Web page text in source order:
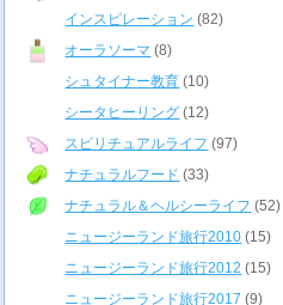
インスピレーション (82)
オーラソーマ (8)
シュタイナー教育 (10)
シータヒーリング (12)
スピリチュアルライフ (97)
ナチュラルフード (33)
ナチュラル＆ヘルシーライフ (52)
ニュージーランド旅行2010 (15)
ニュージーランド旅行2012 (15)
ニュージーランド旅行2017 (9)